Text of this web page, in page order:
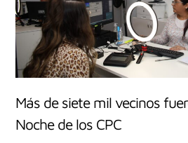
Más de siete mil vecinos
Noche de los CPC